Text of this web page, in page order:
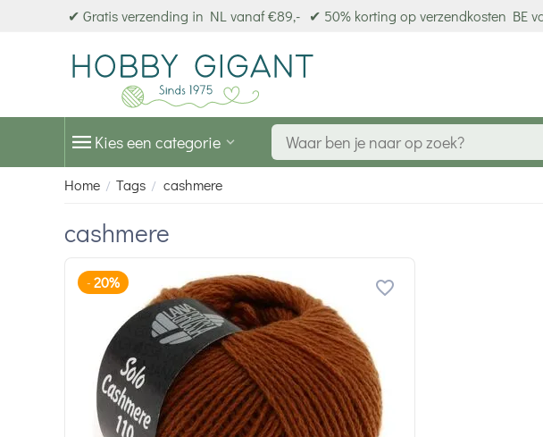
✔ Gratis verzending in NL vanaf €89,- ✔ 50% korting op verzendkosten BE
Kies een categorie
Home / Tags / cashmere
cashmere
- 20%